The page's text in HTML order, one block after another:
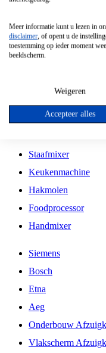
Vrijstaande
Vrijstaande
Inbouw
Inbouw Keramische
Kookplaat
Staafmixer
Keukenmachine
Hakmolen
Foodprocessor
Handmixer
Siemens
Bosch
Etna
Aeg
Onderbouw
Vlakscherm
Meer informatie kunt u lezen in
disclaimer, of opent u de
toestemming op ieder moment
beeldscherm.
Weigeren
Accepteer alles